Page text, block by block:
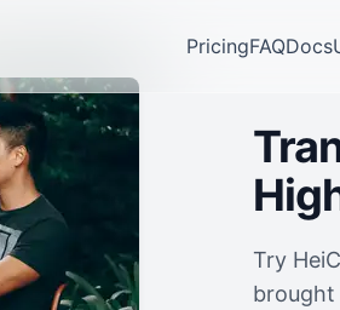
PricingFAQDocs
Try
brought